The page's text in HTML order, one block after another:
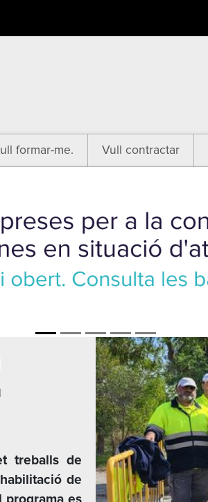
formar-me. Vull contractar
treballs de
de